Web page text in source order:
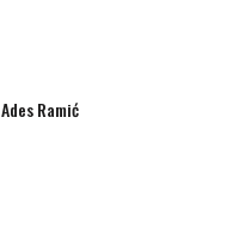
Ades Ramić